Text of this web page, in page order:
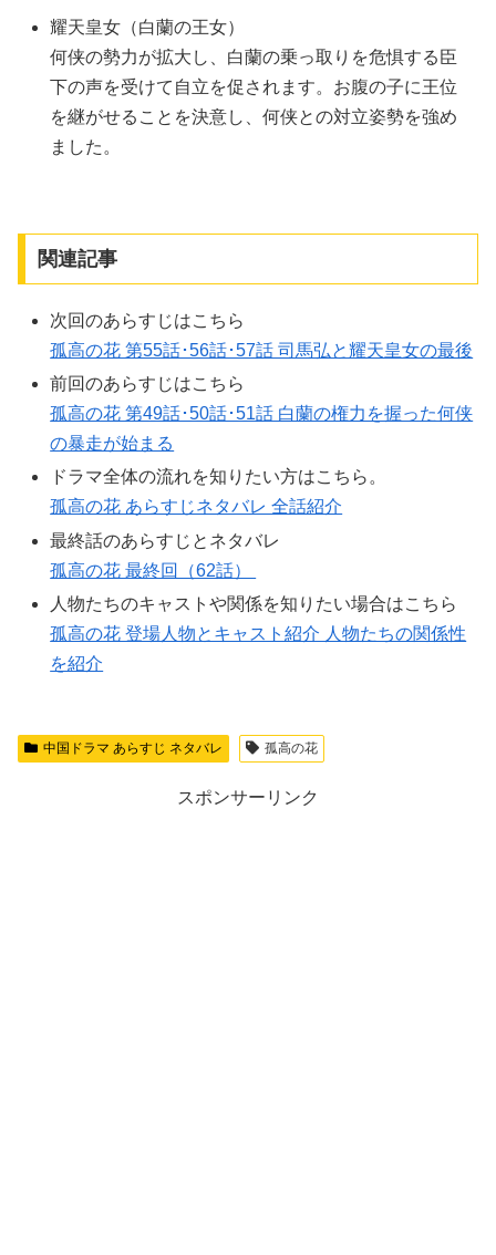
耀天皇女（白蘭の王女）
何侠の勢力が拡大し、白蘭の乗っ取りを危惧する臣
下の声を受けて自立を促されます。お腹の子に王位
を継がせることを決意し、何侠との対立姿勢を強め
ました。
関連記事
次回のあらすじはこちら
孤高の花 第55話･56話･57話 司馬弘と耀天皇女の最後
前回のあらすじはこちら
孤高の花 第49話･50話･51話 白蘭の権力を握った何侠
の暴走が始まる
ドラマ全体の流れを知りたい方はこちら。
孤高の花 あらすじネタバレ 全話紹介
最終話のあらすじとネタバレ
孤高の花 最終回（62話）
人物たちのキャストや関係を知りたい場合はこちら
孤高の花 登場人物とキャスト紹介 人物たちの関係性
を紹介
中国ドラマ あらすじ ネタバレ 孤高の花
スポンサーリンク